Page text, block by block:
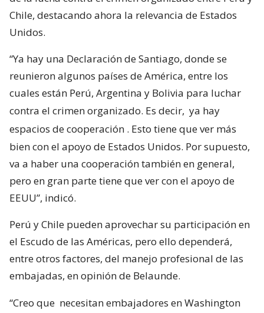
Chile, destacando ahora la relevancia de Estados
Unidos.
“Ya hay una Declaración de Santiago, donde se
reunieron algunos países de América, entre los
cuales están Perú, Argentina y Bolivia para luchar
contra el crimen organizado. Es decir, ya hay
espacios de cooperación . Esto tiene que ver más
bien con el apoyo de Estados Unidos. Por supuesto,
va a haber una cooperación también en general,
pero en gran parte tiene que ver con el apoyo de
EEUU”, indicó.
Perú y Chile pueden aprovechar su participación en
el Escudo de las Américas, pero ello dependerá,
entre otros factores, del manejo profesional de las
embajadas, en opinión de Belaunde.
“Creo que necesitan embajadores en Washington